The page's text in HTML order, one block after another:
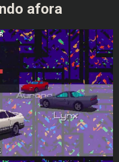
afora